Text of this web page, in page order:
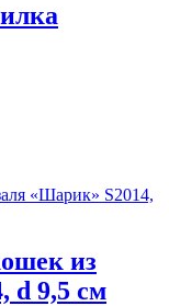
из
d 9,5 см